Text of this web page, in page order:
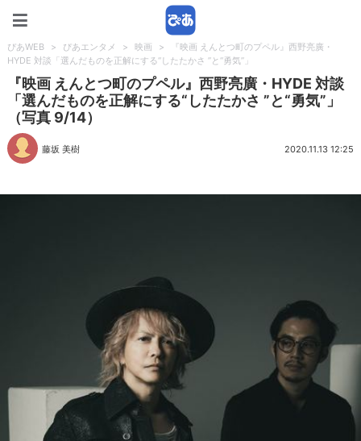
ぴあWEB > ぴあエンタメ > 映画 >
『映画 えんとつ町のプペル』西野亮廣・
HYDE 対談「選んだものを正解にする“したたかさ ”と“勇気”」
『映画 えんとつ町のプペル』西野亮廣・HYDE 対談
「選んだものを正解にする“したたかさ ”と“勇気”」
（写真 9/14）
藤坂 美樹 2020.11.13 12:25